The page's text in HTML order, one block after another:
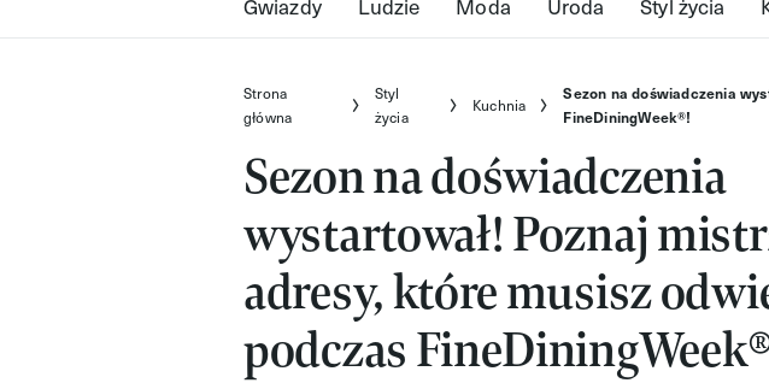
Strona
główna
Styl
życia
Kuchnia
Sezon na doświadczenia
FineDiningWeek®!
Sezon na doświadczenia
wystartował! Poznaj
adresy, które musisz
podczas